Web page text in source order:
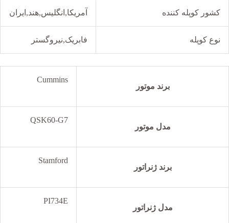
کشور کوپله کننده آمریکا,انگلیس,هند,ایران
نوع کوپله فابریک,نیروگستر
برند موتور
Cummins
مدل موتور
QSK60-G7
برند ژنراتور
Stamford
مدل ژنراتور
PI734E